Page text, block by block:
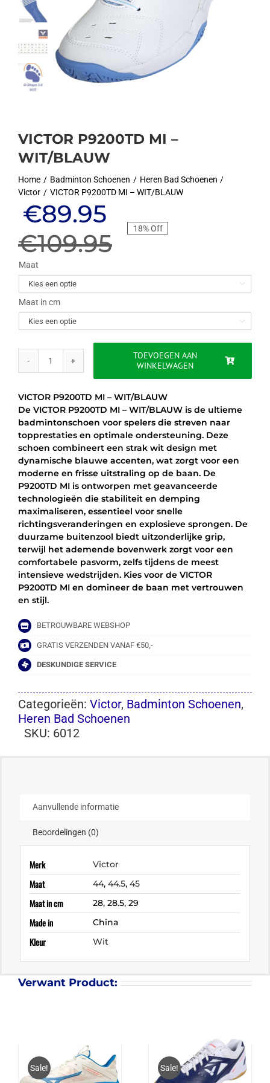
VICTOR P9200TD MI –
WIT/BLAUW
Home Badminton Schoenen
Heren Bad Schoenen
Victor
VICTOR P9200TD MI – WIT/BLAUW
€109.95
Oorspronkelijke
prijs
was:
€109.95.
€89.95
Huidige
prijs
is:
€89.95.
18% Off
Maat

Maat in cm

VICTOR
WIT/BLAUW
aantal
TOEVOEGEN AAN
WINKELWAGEN
VICTOR P9200TD MI – WIT/BLAUW
De VICTOR P9200TD MI – WIT/BLAUW is de ultieme
badmintonschoen voor spelers die streven naar
topprestaties en optimale ondersteuning. Deze
schoen combineert een strak wit design met
dynamische blauwe accenten, wat zorgt voor een
moderne en frisse uitstraling op de baan. De
P9200TD MI is ontworpen met geavanceerde
technologieën die stabiliteit en demping
maximaliseren, essentieel voor snelle
richtingsveranderingen en explosieve sprongen. De
duurzame buitenzool biedt uitzonderlijke grip,
terwijl het ademende bovenwerk zorgt voor een
comfortabele pasvorm, zelfs tijdens de meest
intensieve wedstrijden. Kies voor de VICTOR
P9200TD MI en domineer de baan met vertrouwen
en stijl.
BETROUWBARE WEBSHOP
GRATIS VERZENDEN VANAF €50,-
DESKUNDIGE SERVICE
Categorieën: Victor, Badminton Schoenen,
Heren Bad Schoenen
SKU: 6012
Aanvullende informatie
Beoordelingen (0)
Merk Victor
Maat 44,44.5,45
Maat in cm 28, 28.5, 29
Made in China
Kleur Wit
Verwant Product:
Sale! Sale!